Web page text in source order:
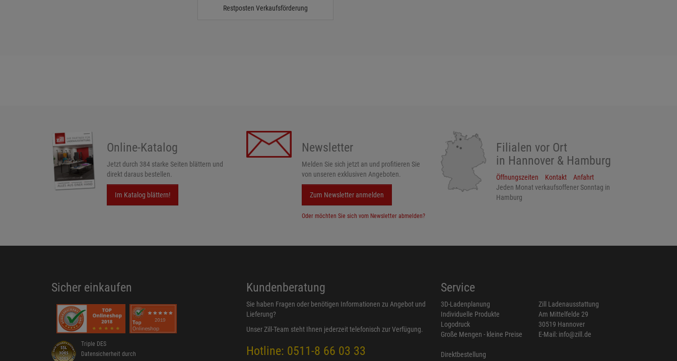
Restposten Verkaufsförderung
Online-Katalog
Jetzt durch 384 starke Seiten blättern und
direkt daraus bestellen.
Im Katalog blättern!
Newsletter
Melden Sie sich jetzt an und profitieren Sie
von unseren exklusiven Angeboten.
Zum Newsletter anmelden
Oder möchten Sie sich vom Newsletter abmelden?
Filialen vor Ort
in Hannover & Hamburg
Öffnungszeiten Kontakt
Anfahrt
Jeden Monat verkaufsoffener Sonntag in
Hamburg
Sicher einkaufen
Triple DES
Datensicherheit durch
Kundenberatung
Sie haben Fragen oder benötigen Informationen zu Angebot und
Lieferung?
Unser Zill-Team steht Ihnen jederzeit telefonisch zur Verfügung.
Hotline: 0511-8 66 03 33
Service
3D-Ladenplanung
Individuelle Produkte
Logodruck
Große Mengen - kleine Preise
Direktbestellung
Zill Ladenausstattung
Am Mittelfelde 29
30519 Hannover
E-Mail: info@zill.de